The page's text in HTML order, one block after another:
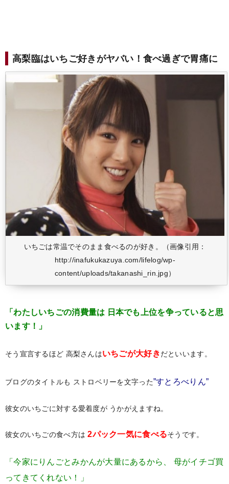
高梨臨はいちご好きがヤバい！食べ過ぎで胃痛に
いちごは常温でそのまま食べるのが好き。（画像引用：
http://inafukukazuya.com/lifelog/wp-
content/uploads/takanashi_rin.jpg）
「わたしいちごの消費量は 日本でも上位を争っていると思
います！」
そう宣言するほど 高梨さんはいちごが大好きだといいます。
ブログのタイトルも ストロベリーを文字った”すとろべりん”
彼女のいちごに対する愛着度がうかがえますね。
彼女のいちごの食べ方は 2パック一気に食べるそうです。
「今家にりんごとみかんが大量にあるから、
母がイチゴ買
ってきてくれない！」